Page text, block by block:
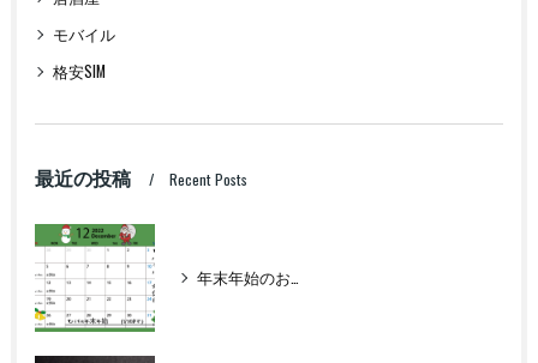
モバイル
格安SIM
最近の投稿 Recent Posts
年末年始のお知らせ